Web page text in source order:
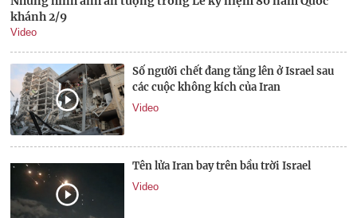
khánh 2/9
Video
Số người chết đang tăng lên ở Israel sau
các cuộc không kích của Iran
Video
Tên lửa Iran bay trên bầu trời Israel
Video